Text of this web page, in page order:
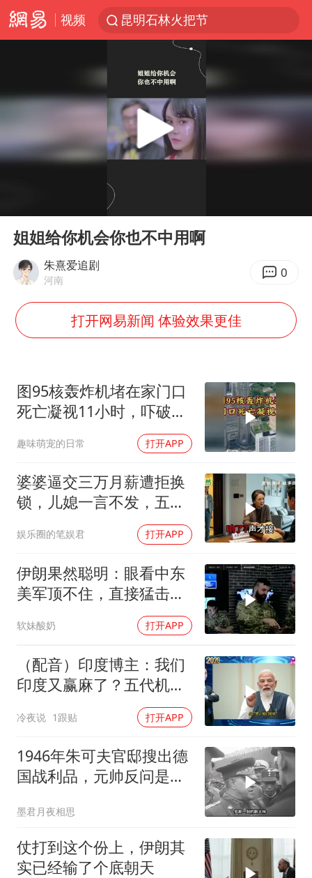
视频
昆明石林火把节
27岁女子成组织卖淫集团主犯被通缉
我国编制完成新版全月地质图
多地要求领导干部带头休假
东方甄选被判赔偿江小白30万元
奋进开新局 实干挑大梁
Play
姐姐给你机会你也不中用啊
朱熹爱追剧
河南 0
打开网易新闻 体验效果更佳
图95核轰炸机堵在家门口
死亡凝视11小时，吓破胆
趣味萌宠的日常 打开APP
婆婆逼交三万月薪遭拒换
锁，儿媳一言不发，五天
娱乐圈的笔娱君 打开APP
伊朗果然聪明：眼看中东
美军顶不住，直接猛击要
软妹酸奶 打开APP
（配音）印度博主：我们
印度又赢麻了？五代机还
没搞利索，六代机标签先
贴上了，欧洲还排着队求
合作
冷夜说 1跟贴 打开APP
1946年朱可夫官邸搜出德
国战利品，元帅反问是否
墨君月夜相思
仗打到这个份上，伊朗其
实已经输了个底朝天